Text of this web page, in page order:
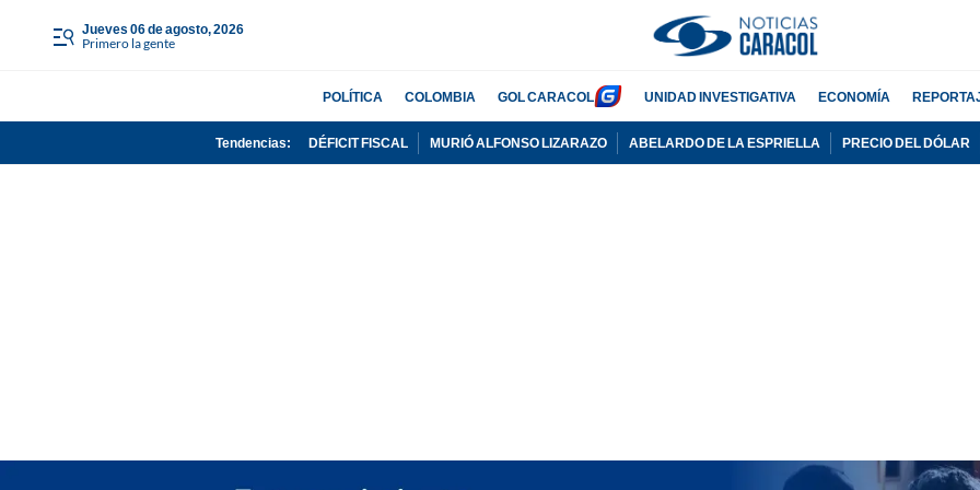
jueves 06 de agosto, 2026
Primero la gente
POLÍTICA COLOMBIA GOL CARACOL UNIDAD INVESTIGATIVA ECONOMÍA
Tendencias: DÉFICIT FISCAL MURIÓ ALFONSO LIZARAZO ABELARDO DE LA ESPRIELLA PRECIO DEL DÓLAR